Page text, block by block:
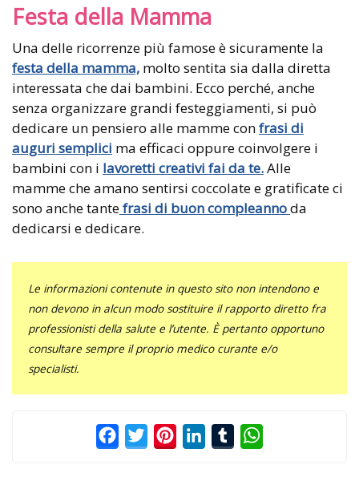
Festa della Mamma
Una delle ricorrenze più famose è sicuramente la
festa della mamma, molto sentita sia dalla diretta
interessata che dai bambini. Ecco perché, anche
senza organizzare grandi festeggiamenti, si può
dedicare un pensiero alle mamme confrasi di
auguri semplici ma efficaci oppure coinvolgere i
bambini con i lavoretti creativi fai da te.Alle
mamme che amano sentirsi coccolate e gratificate ci
sono anche tantefrasi di buon compleannoda
dedicarsi e dedicare.
Le informazioni contenute in questo sito non intendono e
non devono in alcun modo sostituire il rapporto diretto fra
professionisti della salute e l’utente. È pertanto opportuno
consultare sempre il proprio medico curante e/o
specialisti.
FacebookTwitterPinterestLinkedInTumblr